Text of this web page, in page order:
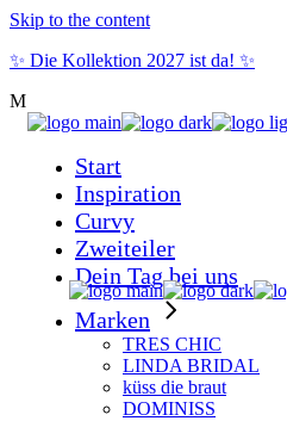
Skip to the content
✨ Die Kollektion 2027 ist da! ✨
Start
Inspiration
Curvy
Zweiteiler
Dein Tag bei uns
Marken
TRES CHIC
LINDA BRIDAL
küss die braut
DOMINISS